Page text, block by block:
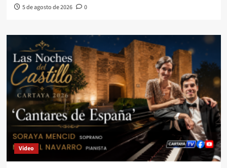
5 de agosto de 2026 0
Video